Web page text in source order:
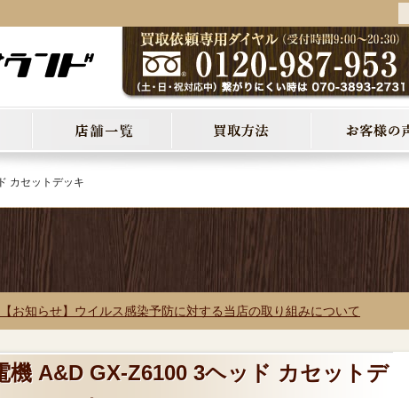
カセットデッキ
【お知らせ】ウイルス感染予防に対する当店の取り組みについて
機 A&D GX-Z6100 3ヘッド カセットデ